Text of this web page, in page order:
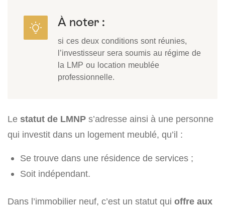
À noter :
si ces deux conditions sont réunies,
l’investisseur sera soumis au régime de
la LMP ou location meublée
professionnelle.
Le statut de LMNP s’adresse ainsi à une personne
qui investit dans un logement meublé, qu’il :
Se trouve dans une résidence de services ;
Soit indépendant.
Dans l’immobilier neuf, c’est un statut qui offre aux